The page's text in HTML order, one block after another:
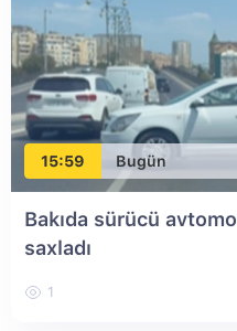
15:59 Bugün
Bakıda sürücü
saxladı
1